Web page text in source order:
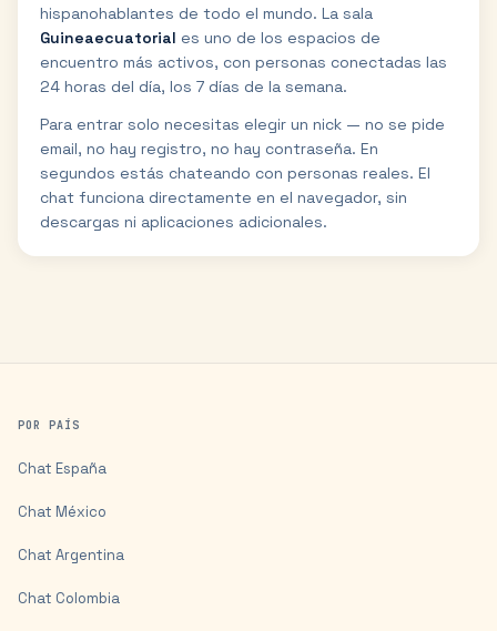
hispanohablantes de todo el mundo. La sala
Guineaecuatorial es uno de los espacios de
encuentro más activos, con personas conectadas las
24 horas del día, los 7 días de la semana.
Para entrar solo necesitas elegir un nick — no se pide
email, no hay registro, no hay contraseña. En
segundos estás chateando con personas reales. El
chat funciona directamente en el navegador, sin
descargas ni aplicaciones adicionales.
POR PAÍS
Chat España
Chat México
Chat Argentina
Chat Colombia